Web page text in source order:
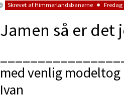
Skrevet afHimmerlandsbanerne Fredag
Jamen så er det
med venlig modeltog
Ivan